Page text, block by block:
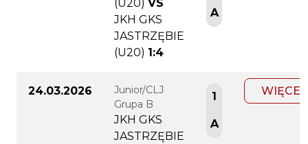
(U20) VS
JKH GKS
JASTRZĘBIE
(U20) 1:4
A
24.03.2026
Junior/CLJ
Grupa B
JKH GKS
JASTRZĘBIE
1
A
WIĘCEJ